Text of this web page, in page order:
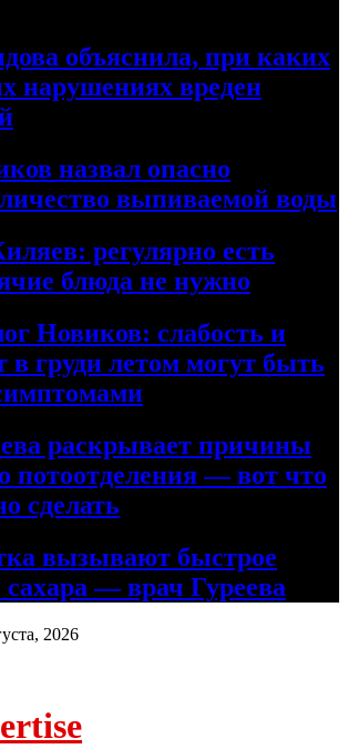
объяснила, при каких
нарушениях вреден
назвал опасно
выпиваемой воды
регулярно есть
блюда не нужно
Новиков: слабость и
в груди летом могут быть
раскрывает причины
потоотделения — вот что
сделать
вызывают быстрое
— врач Гуреева
2026